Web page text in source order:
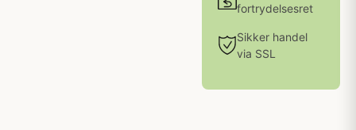
fortrydelsesret
Sikker handel
via SSL